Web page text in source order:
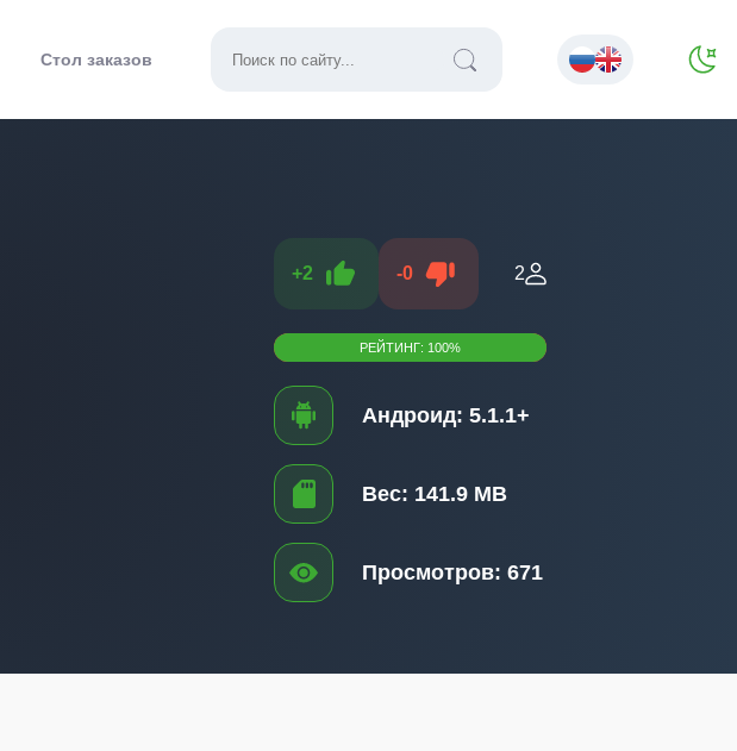
Стол заказов
+2 -0 2
РЕЙТИНГ: 100%
Андроид: 5.1.1+
Вес: 141.9 MB
Просмотров: 671